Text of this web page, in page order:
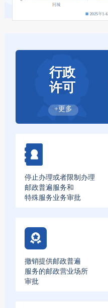
行政
许可
+更多
停止办理或者限制办理
邮政普遍服务和
特殊服务业务审批
撤销提供邮政普遍
服务的邮政营业场所
审批